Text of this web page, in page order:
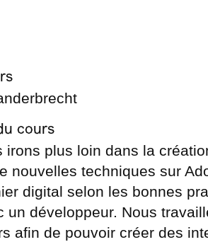
cours
plus loin dans la
nouvelles techniques sur
digital selon les bonnes
un développeur. Nous
afin de pouvoir créer des